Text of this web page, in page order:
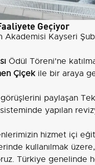
Geçiyor
Akademisi Kayseri
Ödül Töreni'ne
Çiçekile bir araya
paylaşan
yapılan
hizmet içi
kullanılmak
Türkiye genelinde